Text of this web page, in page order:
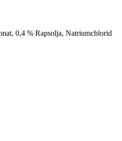
0,4 % Rapsolja, Natriumchlorid